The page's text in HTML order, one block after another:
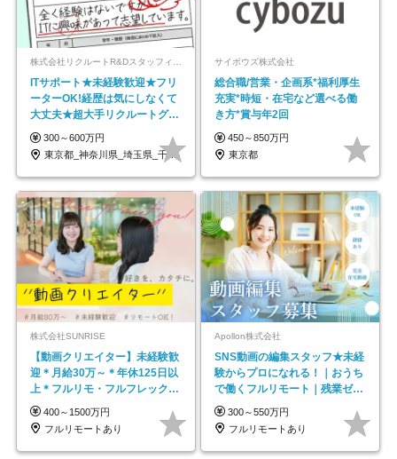
株式会社リクルートR&Dスタッフィング【リクルートグループ】
ITサポート★未経験歓迎★フリ
ーターOK!経歴は気にしなくて
大丈夫★超大手リクルートグル
ープの正社員/sg
300～600万円
東京都_神奈川県_埼玉県_千葉県_大阪府…
サイボウズ株式会社
総合職/営業・企画系*福利厚生
充実*時短・在宅など選べる働
き方*賞与年2回
450～850万円
東京都
株式会社SUNRISE
【動画クリエイター】未経験歓
迎＊月給30万～＊年休125日以
上＊フルリモ・フルフレックス
◆10名の採用が決定◆
400～1500万円
フルリモートあり
Apollon株式会社
SNS動画の編集スタッフ★未経
験からプロになれる！｜おうち
で働くフルリモート｜残業ゼロ
で18時退勤◎
300～550万円
フルリモートあり